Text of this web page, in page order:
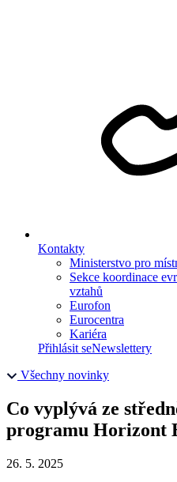
Kontakty
Ministerstvo pro
Sekce koordinace
vztahů
Eurofon
Eurocentra
Kariéra
Přihlásit seNewslettery
Všechny novinky
Co vyplývá ze
programu Horizont
26. 5. 2025